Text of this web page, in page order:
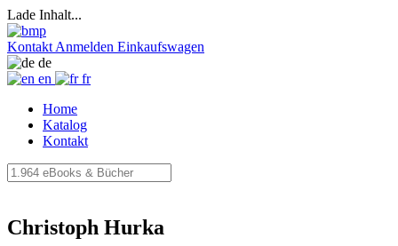
Lade Inhalt...
Kontakt Anmelden Einkaufswagen
de
en
fr
Home
Katalog
Kontakt
Christoph Hurka